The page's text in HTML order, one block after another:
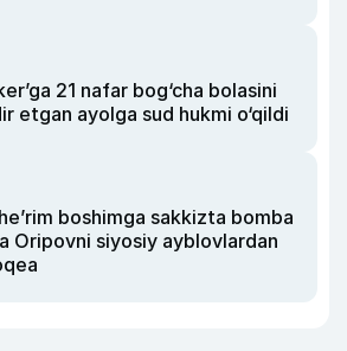
21 nafar bog‘cha bolasini
etgan ayolga sud hukmi o‘qildi
boshimga sakkizta bomba
Oripovni siyosiy ayblovlardan